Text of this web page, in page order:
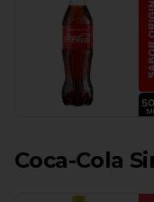
Coca-Cola